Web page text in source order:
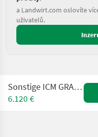
a Landwirt.com oslovíte
uživatelů.
Sonstige ICM GRA-C 30 Fällgreifer
6.120 €